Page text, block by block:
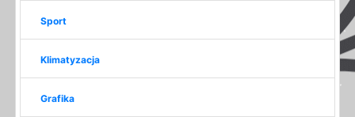
Sport
Klimatyzacja
Grafika